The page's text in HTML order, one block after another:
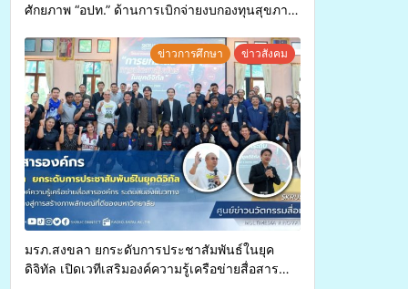
ศักยภาพ “อปท.” ด้านการเบิกจ่ายงบกองทุนสุขภาพ
ทุพพลภาพเพื่อเข้ารับบริการสาธารณสุข ลดความ
เหลื่อมล้ำ ยกระดับคุณภาพชีวิตประชาชนอย่าง
ยั่งยืน
ข่าวการศึกษา ข่าวสังคม
มรภ.สงขลา ยกระดับการประชาสัมพันธ์ในยุค
ดิจิทัล เปิดเวทีเสริมองค์ความรู้เครือข่ายสื่อสาร